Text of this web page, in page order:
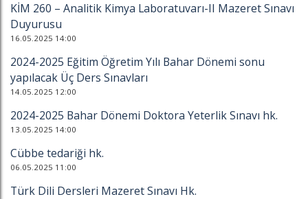
KİM 260 – Analitik Kimya Laboratuvarı-II Mazeret Sınavı
Duyurusu
16.05.2025 14:00
2024-2025 Eğitim Öğretim Yılı Bahar Dönemi sonu
yapılacak Üç Ders Sınavları
14.05.2025 12:00
2024-2025 Bahar Dönemi Doktora Yeterlik Sınavı hk.
13.05.2025 14:00
Cübbe tedariği hk.
06.05.2025 11:00
Türk Dili Dersleri Mazeret Sınavı Hk.